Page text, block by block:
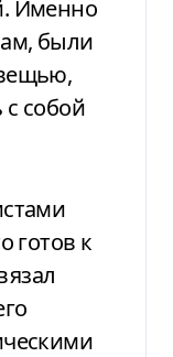
Именно
были
собой
готов к